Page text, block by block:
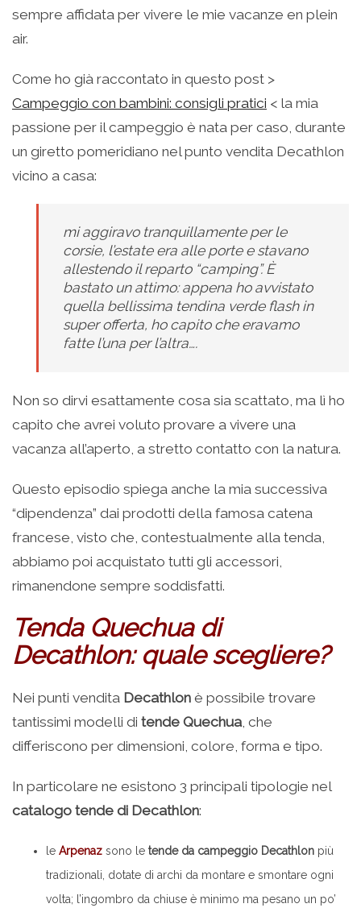
finestra)nuova
finestra) finestra)finestra)
sempre affidata per vivere le mie vacanze en plein
air.
Come ho già raccontato in questo post >
Campeggio con bambini: consigli pratici < la mia
passione per il campeggio è nata per caso, durante
un giretto pomeridiano nel punto vendita Decathlon
vicino a casa:
mi aggiravo tranquillamente per le
corsie, l’estate era alle porte e stavano
allestendo il reparto “camping”. È
bastato un attimo: appena ho avvistato
quella bellissima tendina verde flash in
super offerta, ho capito che eravamo
fatte l’una per l’altra….
Non so dirvi esattamente cosa sia scattato, ma lì ho
capito che avrei voluto provare a vivere una
vacanza all’aperto, a stretto contatto con la natura.
Questo episodio spiega anche la mia successiva
“dipendenza” dai prodotti della famosa catena
francese, visto che, contestualmente alla tenda,
abbiamo poi acquistato tutti gli accessori,
rimanendone sempre soddisfatti.
Tenda Quechua di
Decathlon: quale scegliere?
Nei punti vendita Decathlon è possibile trovare
tantissimi modelli di tende Quechua, che
differiscono per dimensioni, colore, forma e tipo.
In particolare ne esistono 3 principali tipologie nel
catalogo tende di Decathlon:
le Arpenaz sono le tende da campeggio Decathlon più
tradizionali, dotate di archi da montare e smontare ogni
volta; l’ingombro da chiuse è minimo ma pesano un po’